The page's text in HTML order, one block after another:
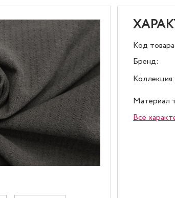
Код
Бренд:
Коллекция:
Материал
Все